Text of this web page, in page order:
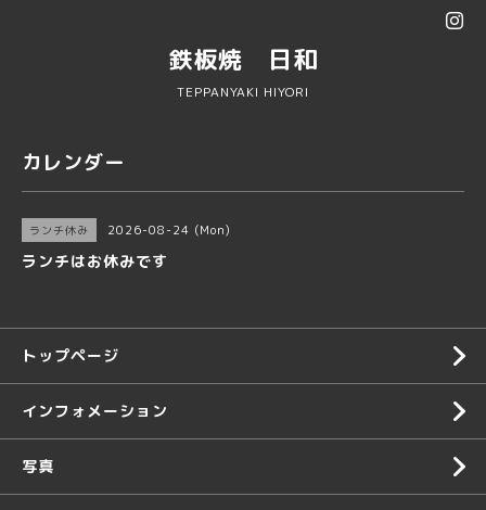
鉄板焼 日和
TEPPANYAKI HIYORI
カレンダー
ランチ休み 2026-08-24 (Mon)
ランチはお休みです
トップページ
インフォメーション
写真